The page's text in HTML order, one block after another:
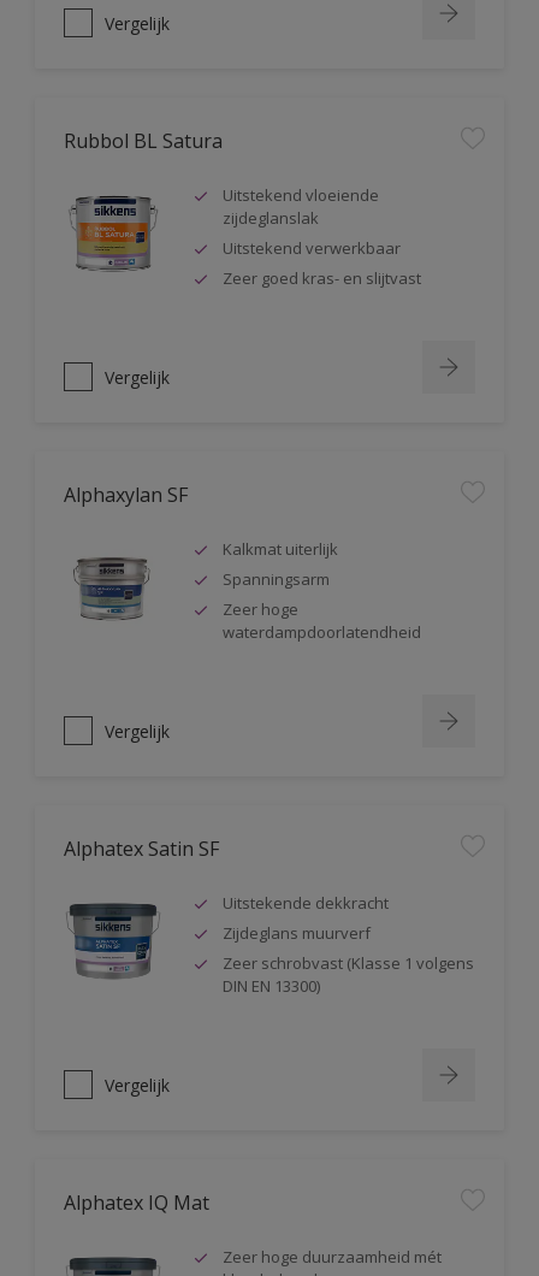
Vergelijk
Rubbol BL Satura
Uitstekend vloeiende
zijdeglanslak
Uitstekend verwerkbaar
Zeer goed kras- en slijtvast
Vergelijk
Alphaxylan SF
Kalkmat uiterlijk
Spanningsarm
Zeer hoge
waterdampdoorlatendheid
Vergelijk
Alphatex Satin SF
Uitstekende dekkracht
Zijdeglans muurverf
Zeer schrobvast (Klasse 1 volgens
DIN EN 13300)
Vergelijk
Alphatex IQ Mat
Zeer hoge duurzaamheid mét